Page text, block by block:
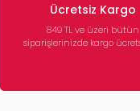
Ücretsiz Kargo
849 TL ve üzeri bütün
siparişlerinizde kargo